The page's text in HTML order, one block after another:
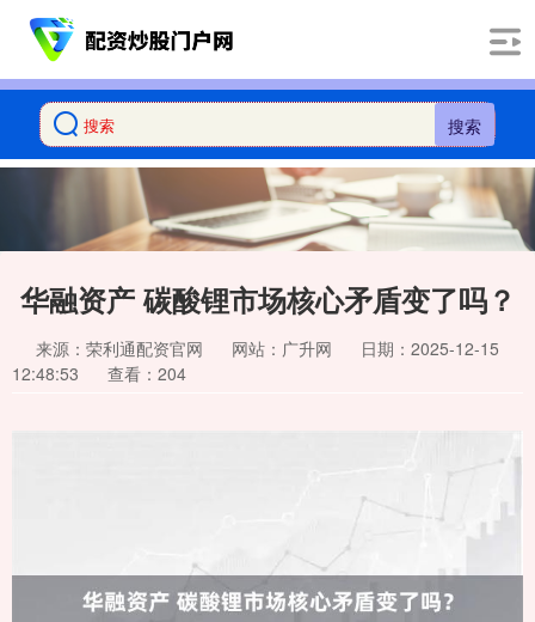
搜索
华融资产 碳酸锂市场核心矛盾变了吗？
来源：荣利通配资官网 网站：广升网
日期：2025-12-15
12:48:53
查看：204